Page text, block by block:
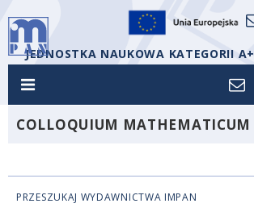
JEDNOSTKA NAUKOWA KATEGORII A+
COLLOQUIUM MATHEMATICUM
PRZESZUKAJ WYDAWNICTWA IMPAN